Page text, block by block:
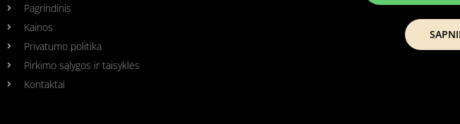
Pagrindinis
Kainos
Privatumo politika
Pirkimo sąlygos ir taisyklės
Kontaktai